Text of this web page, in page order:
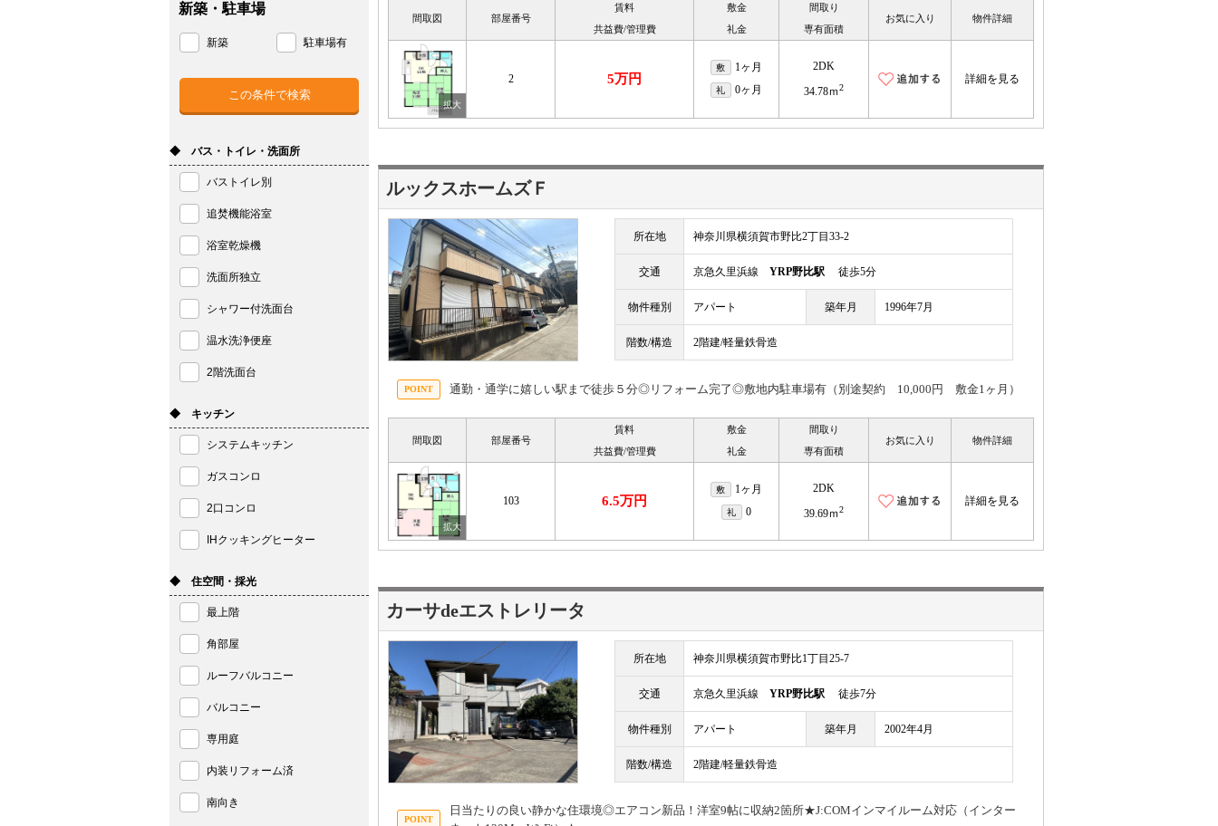
間取図 部屋番号
賃料
共益費/管理費
敷金
礼金
間取り
専有面積
お気に入り 物件詳細
2 5万円
敷 1ヶ月
礼 0ヶ月
2DK
34.78ｍ2
詳細を見る
ルックスホームズＦ
所在地 神奈川県横須賀市野比2丁目33-2
交通 京急久里浜線 YRP野比駅 徒歩5分
物件種別 アパート 築年月 1996年7月
階数/構造 2階建/軽量鉄骨造
通勤・通学に嬉しい駅まで徒歩５分◎リフォーム完了◎敷地内駐車場有（別途契約 10,000円 敷金1ヶ月）
間取図 部屋番号
賃料
共益費/管理費
敷金
礼金
間取り
専有面積
お気に入り 物件詳細
103 6.5万円
敷 1ヶ月
礼 0
2DK
39.69ｍ2
詳細を見る
カーサdeエストレリータ
所在地 神奈川県横須賀市野比1丁目25-7
交通 京急久里浜線 YRP野比駅 徒歩7分
物件種別 アパート 築年月 2002年4月
階数/構造 2階建/軽量鉄骨造
日当たりの良い静かな住環境◎エアコン新品！洋室9帖に収納2箇所★J:COMインマイルーム対応（インター
新築・駐車場
新築 駐車場有
◆ バス・トイレ・洗面所
バストイレ別
追焚機能浴室
浴室乾燥機
洗面所独立
シャワー付洗面台
温水洗浄便座
2階洗面台
◆ キッチン
システムキッチン
ガスコンロ
2口コンロ
IHクッキングヒーター
◆ 住空間・採光
最上階
角部屋
ルーフバルコニー
バルコニー
専用庭
内装リフォーム済
南向き